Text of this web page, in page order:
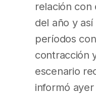
relación
del año y
períodos
contracción
escenario
informó ayer